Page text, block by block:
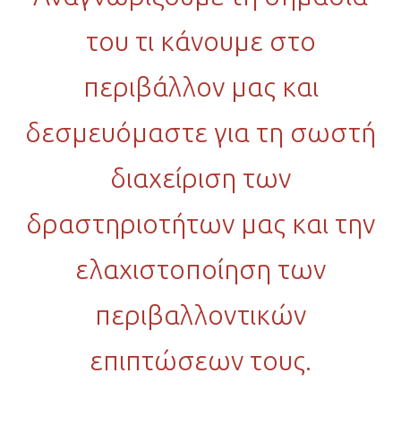
του τι κάνουμε στο
περιβάλλον μας και
δεσμευόμαστε για τη σωστή
διαχείριση των
δραστηριοτήτων μας και την
ελαχιστοποίηση των
περιβαλλοντικών
επιπτώσεων τους.